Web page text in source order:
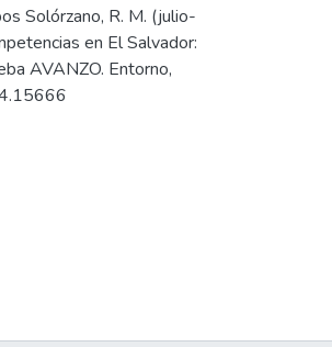
Solórzano, R. M. (julio-
en El Salvador:
AVANZO. Entorno,